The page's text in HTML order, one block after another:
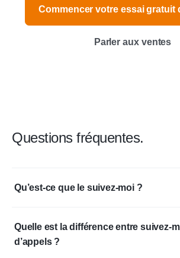
Commencer votre essai gratuit
Parler aux ventes
Questions fréquentes.
Qu’est-ce que le suivez-moi ?
Quelle est la différence entre suivez-
d’appels ?